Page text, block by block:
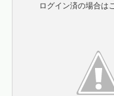
ログイン済の場合は